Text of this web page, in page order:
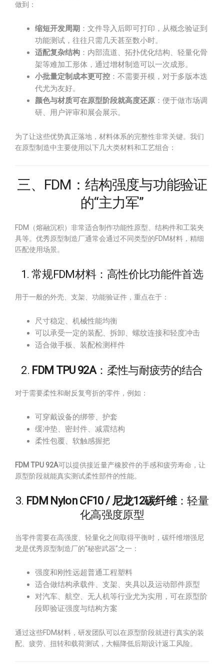
做到：
缩短开发周期 ：文件导入后即可打印，从概念验证到
功能测试，往往只需几天甚至数小时。
适配复杂结构 ：内部流道、拓扑优化结构、轻量化骨
架等难加工形体，通过增材制造可以一次成形。
小批量定制成本更可控 ：不需要开模，对于多版本迭
代尤为友好。
颜色与材质可在原型阶段就高度还原 ：便于做市场调
研、用户评审和展会展示。
为了让这些优势真正落地，材料体系的完整性非常关键。我们
在原型制造中主要使用以下几大类材料和工艺组合：
三、FDM：结构强度与功能验证
的“主力军”
FDM（熔融沉积）非常适合制作功能性原型、结构件和工装夹
具等。优秀原型制造厂通常会通过不同类型的FDM材料，精细
匹配使用场景。
1. 常规FDM材料：高性价比功能件首选
用于一般的外壳、支架、功能验证件，重点在于：
尺寸稳定、机械性能均衡
可以承受一定的装配、拆卸、螺纹连接和轻度冲击
适合做手板、装配检测样件
2. FDM TPU 92A：柔性与耐疲劳的结合
对于需要柔性和耐反复弯折的零件，例如：
可穿戴设备的绑带、护套
缓冲垫、密封件、减震结构
柔性包覆、软触感握把
FDM TPU 92A可以提供接近量产橡胶件的手感和疲劳寿命，让
原型阶段就能真实测试柔性部件的性能。
3. FDM Nylon CF10 / 尼龙12碳纤维：轻量
化高强度原型
当零件需要在高强度、轻量化之间取得平衡时，碳纤维增强尼
龙是优秀原型制造厂的“秘密武器”之一：
强度和刚性远超普通工程塑料
适合做结构承载件、支架、夹具以及运动部件原型
对汽车、航空、无人机等行业尤为实用，可在原型阶
段即验证强度与结构方案
通过这些FDM材料，研发团队可以在原型阶段就进行真实的装
配、疲劳、扭转和载荷测试，大幅降低后期设计返工风险。